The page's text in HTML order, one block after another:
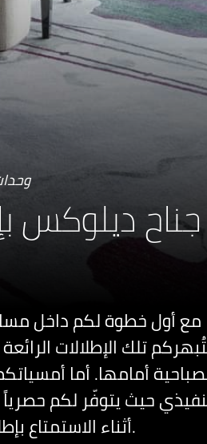
جناح ديلوكس
مع أول خطوة لكم داخل
تلك الإطلالات
أمامها. أما
حيث يتوفّر لكم
أثناء الاستمتاع بإطلالة خلابة على أفق غوانزو.